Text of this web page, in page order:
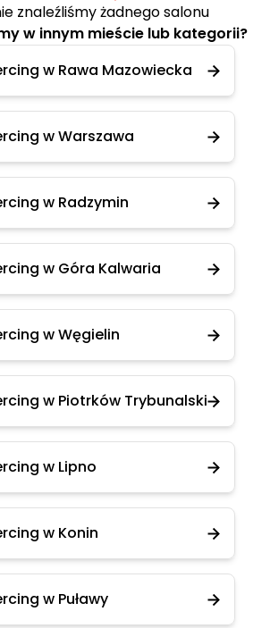
znaleźliśmy żadnego salonu
w innym mieście lub kategorii?
w Rawa Mazowiecka
w Warszawa
w Radzymin
w Góra Kalwaria
w Węgielin
w Piotrków Trybunalski
w Lipno
w Konin
w Puławy